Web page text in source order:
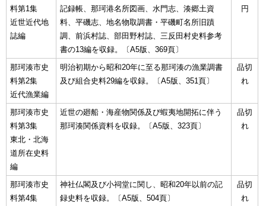
料第1集
近世近代地
誌編
記録帳、那珂港名所図画、水門志、湊郷土資
料、平磯志、地名物取調書・平磯町名所旧蹟
調、前浜村誌、部田野村誌、三反田村史料参考
書の13編を収録。〔A5版、369頁〕
円
那珂湊市史
料第2集
近代漁業編
明治初期から昭和20年に至る那珂湊の漁業調書
及び組合史料29編を収録。〔A5版、351頁〕
品切
れ
那珂湊市史
料第3集
東北・北海
道所在史料
編
近世の廻船・海産物関係及び蝦夷地開拓に伴う
那珂湊関係資料を収録。〔A5版、323頁〕
品切
れ
那珂湊市史
料第4集
神社仏閣及び小祠堂に関し、昭和20年以前の記
録史料を収録。〔A5版、504頁〕
品切
れ